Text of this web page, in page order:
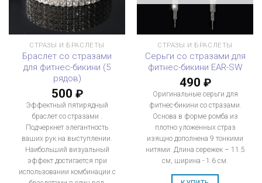
СТРАЗЫ И БРАСЛЕТЫ
Браслет со стразами
для фитнес-бикини (5
рядов)
500 ₽
Эффектный пятирядный
браслет со стразами .
Подчеркнет элегантность
ваших рук на выступлении.
Наибольший визуальный
эффект достигается при
использовании комбинации с
СТРАЗЫ И БРАСЛЕТЫ
Серьги со стразами для
фитнес-бикини EAR-SW
490 ₽
Оригинальные серьги для
фитнес-бикини со стразами.
Основа в форме ромба из
плотно уложенных страз
изящно дополнена 9 тонкими
нитями. Длина сережек – 11.5
см, ширина - 1.6 см.